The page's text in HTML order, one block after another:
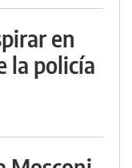
en
la policía